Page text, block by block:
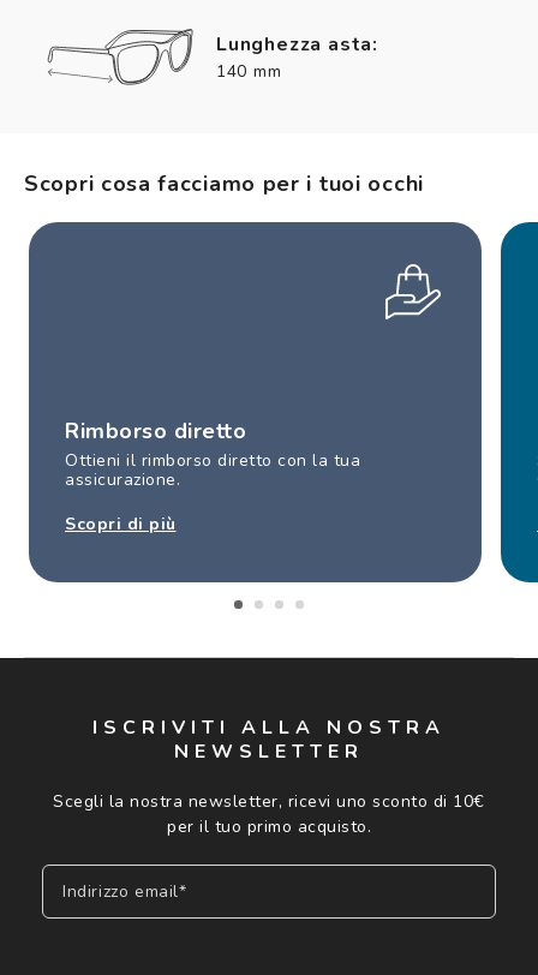
Lunghezza asta:
140 mm
Scopri cosa facciamo per i tuoi occhi
Rimborso diretto
Ottieni il rimborso diretto con la tua
assicurazione.
Scopri di più
ISCRIVITI ALLA NOSTRA
NEWSLETTER
Scegli la nostra newsletter, ricevi uno sconto di 10€
per il tuo primo acquisto.
Indirizzo email*